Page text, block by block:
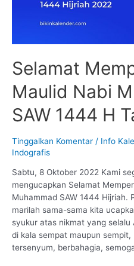
Selamat
Maulid Nabi
SAW 1444 H
Tinggalkan Komentar / Info
Indografis
Sabtu, 8 Oktober 2022 Kami
mengucapkan Selamat
Muhammad SAW 1444 Hijriah.
marilah sama-sama kita
syukur atas nikmat yang selalu
di kala sempat maupun
tersenyum, berbahagia,